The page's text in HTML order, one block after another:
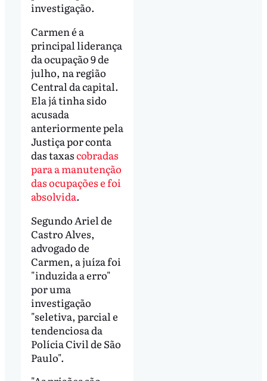
investigação.
Carmen é a
principal liderança
da ocupação 9 de
julho, na região
Central da capital.
Ela já tinha sido
acusada
anteriormente pela
Justiça por conta
das taxascobradas
para a manutenção
das ocupações e foi
absolvida.
Segundo Ariel de
Castro Alves,
advogado de
Carmen, a juíza foi
"induzida a erro"
por uma
investigação
"seletiva, parcial e
tendenciosa da
Polícia Civil de São
Paulo".